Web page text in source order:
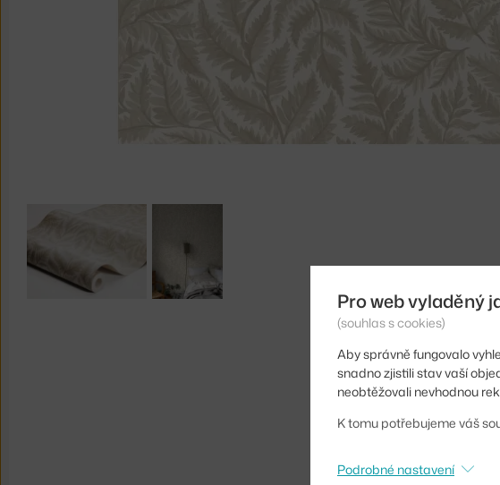
Pro web vyladěný
(souhlas s cookies)
Aby správně fungovalo
snadno zjistili stav vaší
neobtěžovali nevhodnou
K tomu potřebujeme váš
Podrobné nastavení